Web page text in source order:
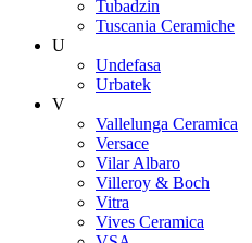
Tubadzin
Tuscania Ceramiche
U
Undefasa
Urbatek
V
Vallelunga Ceramica
Versace
Vilar Albaro
Villeroy & Boch
Vitra
Vives Ceramica